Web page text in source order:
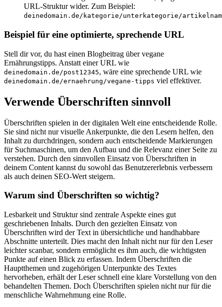
URL-Struktur wider. Zum Beispiel:
deinedomain.de/kategorie/unterkategorie/
Beispiel für eine optimierte, sprechende URL
Stell dir vor, du hast einen Blogbeitrag über vegane
Ernährungstipps. Anstatt einer URL wie
deinedomain.de/post12345, wäre eine sprechende URL wie
deinedomain.de/ernaehrung/vegane-tipps viel effektiver.
Verwende Überschriften sinnvoll
Überschriften spielen in der digitalen Welt eine entscheidende Rolle.
Sie sind nicht nur visuelle Ankerpunkte, die den Lesern helfen, den
Inhalt zu durchdringen, sondern auch entscheidende Markierungen
für Suchmaschinen, um den Aufbau und die Relevanz einer Seite zu
verstehen. Durch den sinnvollen Einsatz von Überschriften in
deinem Content kannst du sowohl das Benutzererlebnis verbessern
als auch deinen SEO-Wert steigern.
Warum sind Überschriften so wichtig?
Lesbarkeit und Struktur sind zentrale Aspekte eines gut
geschriebenen Inhalts. Durch den gezielten Einsatz von
Überschriften wird der Text in übersichtliche und handhabbare
Abschnitte unterteilt. Dies macht den Inhalt nicht nur für den Leser
leichter scanbar, sondern ermöglicht es ihm auch, die wichtigsten
Punkte auf einen Blick zu erfassen. Indem Überschriften die
Hauptthemen und zugehörigen Unterpunkte des Textes
hervorheben, erhält der Leser schnell eine klare Vorstellung von den
behandelten Themen. Doch Überschriften spielen nicht nur für die
menschliche Wahrnehmung eine Rolle.